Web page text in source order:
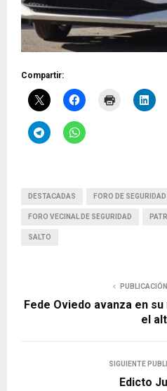
Compartir:
DESTACADAS FORO DE SEGURIDAD
FORO VECINAL DE SEGURIDAD
SALTO
Fede Oviedo avanza en
el
SIGUIENTE
Edicto